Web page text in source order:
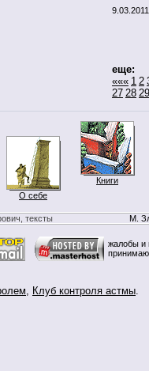
9.03.2011
еще:
««« 1 2
27 28 29
О себе
Книги
тексты М.
жалобы и
, Клуб контроля астмы.